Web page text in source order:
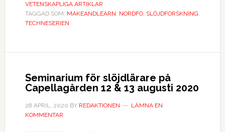
VETENSKAPLIGA ARTIKLAR
TAGGAD SOM: MAKEANDLEARN, NORDFO, SLÖJDFORSKNING,
TECHNESERIEN
Seminarium för slöjdlärare på
Capellagården 12 & 13 augusti 2020
28 APRIL, 2020 BY REDAKTIONEN
LÄMNA EN
KOMMENTAR